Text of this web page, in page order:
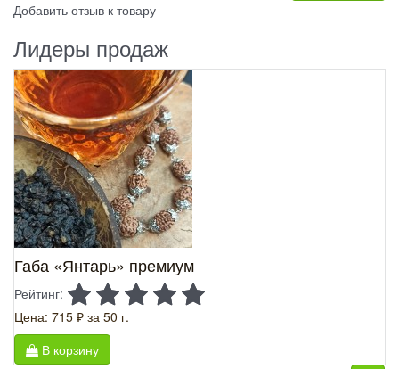
Добавить отзыв к товару
Лидеры продаж
Габа «Янтарь» премиум
Рейтинг:
Цена: 715 ₽ за 50 г.
В корзину